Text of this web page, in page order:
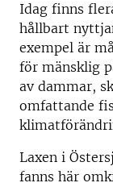
Idag finns
hållbart
exempel är
för mänsklig
av dammar,
omfattande
Laxen i
fanns här